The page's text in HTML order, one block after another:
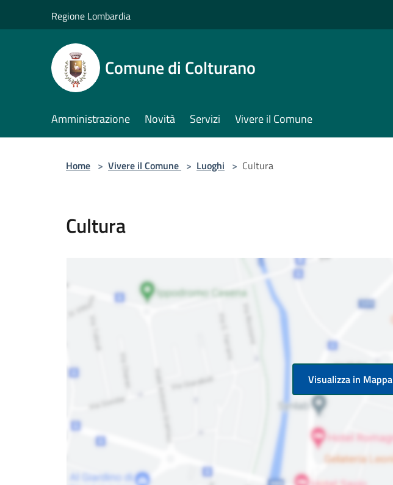
Regione Lombardia
Comune di Colturano
Amministrazione Novità Servizi Vivere il Comune
Home > Vivere il Comune > Luoghi > Cultura
Cultura
Visualizza in Mappa